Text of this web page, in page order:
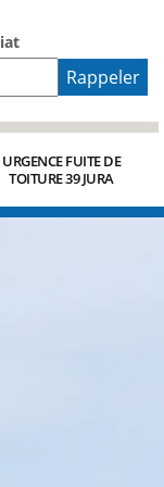
URGENCE FUITE DE
TOITURE 39 JURA